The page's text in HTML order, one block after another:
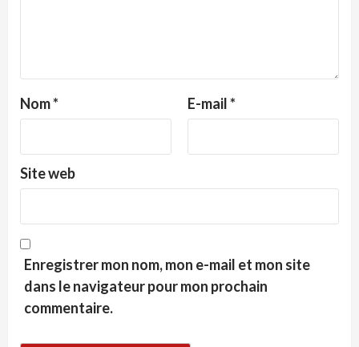
Nom* E-mail*
Site web
Enregistrer mon nom, mon e-mail et mon site
dans le navigateur pour mon prochain
commentaire.